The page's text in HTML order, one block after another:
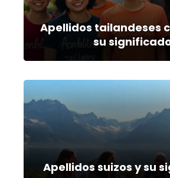
Apellidos tailandeses
su
Apellidos suizos y su